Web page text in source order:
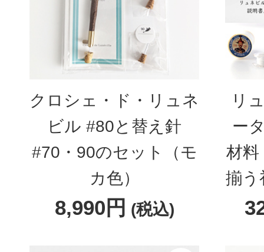
クロシェ・ド・リュネ
ビル #80と替え針
#70・90のセット（モ
カ色）
8,990円 (税込)
リ
ー
材料
揃う